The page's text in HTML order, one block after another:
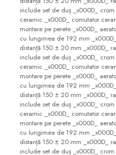
include set de duș _x000D_
ceramic _x000D_ comutator
montare pe perete _x000D_
cu lungimea de 192 mm
distanță 150 ± 20 mm _x000D_
include set de duș _x000D_
ceramic _x000D_ comutator
montare pe perete _x000D_
cu lungimea de 192 mm
distanță 150 ± 20 mm _x000D_
include set de duș _x000D_
ceramic _x000D_ comutator
montare pe perete _x000D_
cu lungimea de 192 mm
distanță 150 ± 20 mm _x000D_
include set de duș _x000D_